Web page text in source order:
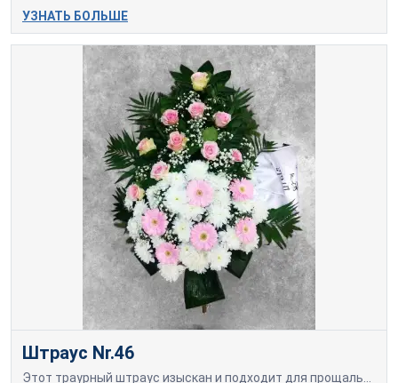
УЗНАТЬ БОЛЬШЕ
Штраус Nr.46